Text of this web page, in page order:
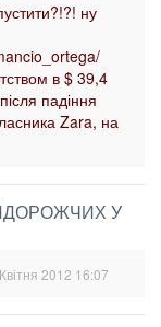
ну
в $ 39,4
падіння
Zara, на
У
2012 16:07